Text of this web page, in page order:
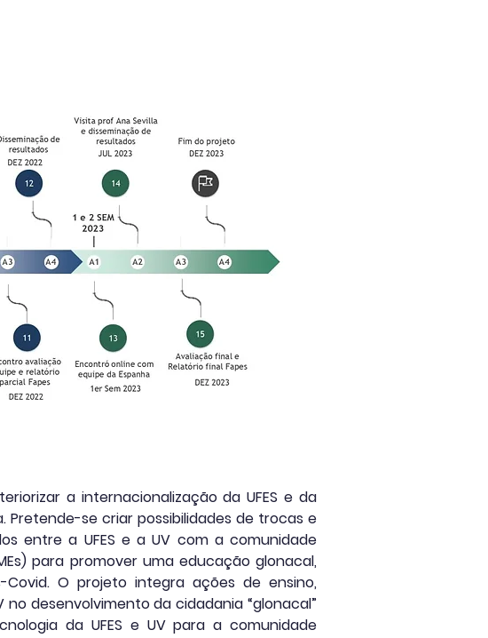
a internacionalização da UFES e da
Pretende-se criar possibilidades de trocas e
entre a UFES e a UV com a comunidade
para promover uma educação glonacal,
O projeto integra ações de ensino,
no desenvolvimento da cidadania “glonacal”
da UFES e UV para a comunidade